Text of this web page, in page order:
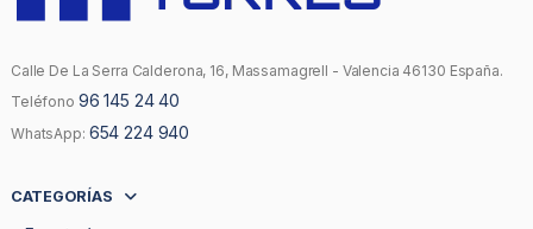
Calle De La Serra Calderona, 16, Massamagrell - Valencia 46130 España.
Teléfono 96 145 24 40
WhatsApp: 654 224 940
CATEGORÍAS